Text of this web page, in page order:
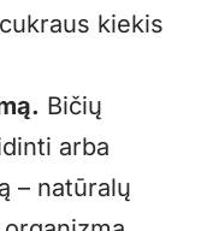
kiekis
Bičių
arba
– natūralų